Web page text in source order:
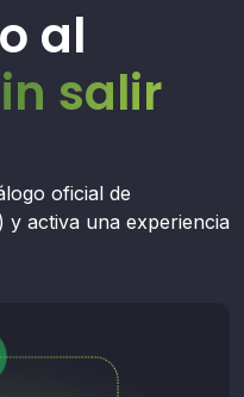
al
salir
oficial de
y activa una experiencia